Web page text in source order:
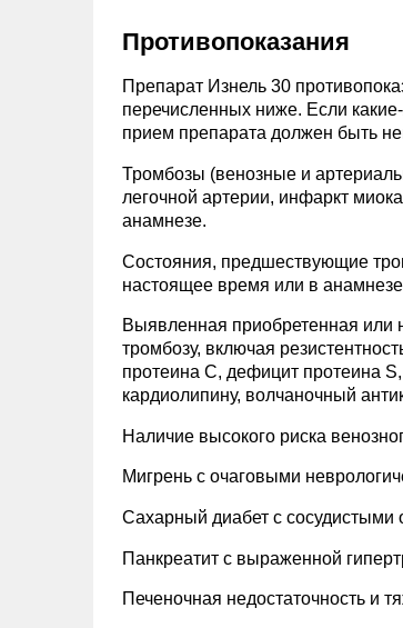
Противопоказания
Препарат Изнель 30
перечисленных ниже. Если
прием препарата должен быть
Тромбозы (венозные и
легочной артерии, инфаркт
анамнезе.
Состояния, предшествующие
настоящее время или в
Выявленная приобретенная или
тромбозу, включая
протеина С, дефицит протеина
кардиолипину, волчаночный
Наличие высокого риска
Мигрень с очаговыми
Сахарный диабет с сосудистыми
Панкреатит с выраженной
Печеночная недостаточность и